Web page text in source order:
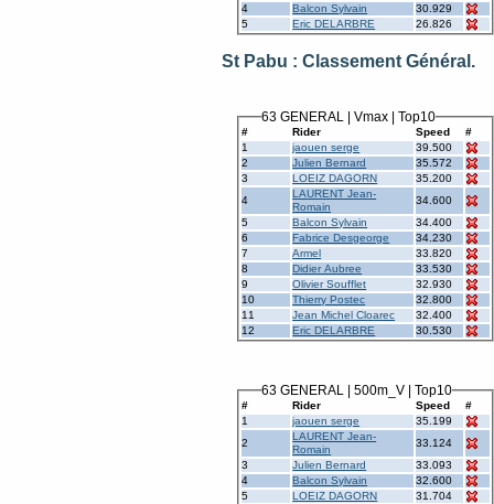
4
Balcon Sylvain
30.929
5
Eric DELARBRE 26.826
St Pabu : Classement Général.
63 GENERAL | Vmax | Top10
# Rider Speed
#
1
jaouen serge
39.500
2
Julien Bernard
35.572
3
LOEIZ DAGORN
35.200
4
LAURENT Jean-
Romain
34.600
5
Balcon Sylvain
34.400
6
Fabrice Desgeorge
34.230
7
Armel
33.820
8
Didier Aubree
33.530
9
Olivier Soufflet
32.930
10
Thierry Postec
32.800
11
Jean Michel Cloarec
32.400
12
Eric DELARBRE 30.530
63 GENERAL | 500m_V | Top10
# Rider Speed
#
1
jaouen serge
35.199
2
LAURENT Jean-
Romain
33.124
3
Julien Bernard
33.093
4
Balcon Sylvain
32.600
5
LOEIZ DAGORN
31.704